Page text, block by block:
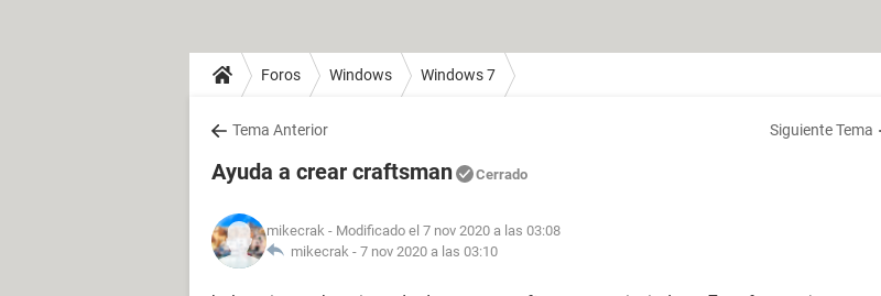
Foros Windows Windows 7
Tema Anterior Siguiente Tema
Ayuda a crear craftsman Cerrado
mikecrak - Modificado el 7 nov 2020 a las 03:08
mikecrak - 7 nov 2020 a las 03:10